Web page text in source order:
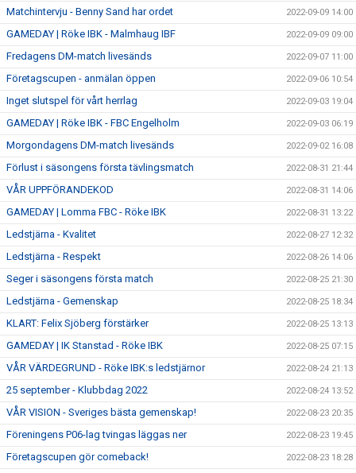
Matchintervju - Benny Sand har ordet 2022-09-09 14:00
GAMEDAY | Röke IBK - Malmhaug IBF 2022-09-09 09:00
Fredagens DM-match livesänds 2022-09-07 11:00
Företagscupen - anmälan öppen 2022-09-06 10:54
Inget slutspel för vårt herrlag 2022-09-03 19:04
GAMEDAY | Röke IBK - FBC Engelholm 2022-09-03 06:19
Morgondagens DM-match livesänds 2022-09-02 16:08
Förlust i säsongens första tävlingsmatch 2022-08-31 21:44
VÅR UPPFÖRANDEKOD 2022-08-31 14:06
GAMEDAY | Lomma FBC - Röke IBK 2022-08-31 13:22
Ledstjärna - Kvalitet 2022-08-27 12:32
Ledstjärna - Respekt 2022-08-26 14:06
Seger i säsongens första match 2022-08-25 21:30
Ledstjärna - Gemenskap 2022-08-25 18:34
KLART: Felix Sjöberg förstärker 2022-08-25 13:13
GAMEDAY | IK Stanstad - Röke IBK 2022-08-25 07:15
VÅR VÄRDEGRUND - Röke IBK:s ledstjärnor 2022-08-24 21:13
25 september - Klubbdag 2022 2022-08-24 13:52
VÅR VISION - Sveriges bästa gemenskap! 2022-08-23 20:35
Föreningens P06-lag tvingas läggas ner 2022-08-23 19:45
Företagscupen gör comeback! 2022-08-23 18:28